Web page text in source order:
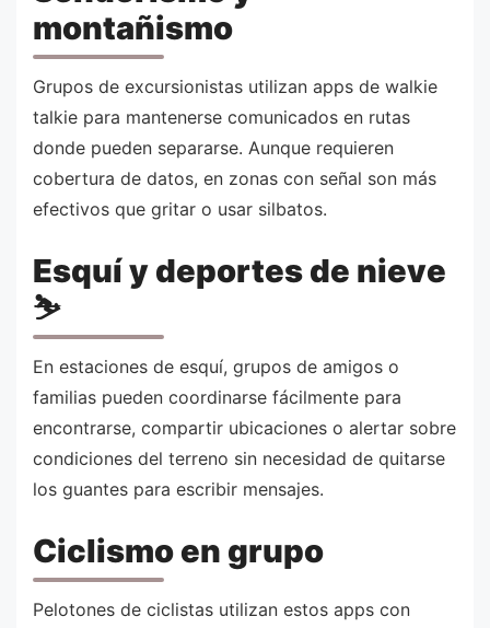
montañismo
Grupos de excursionistas utilizan apps de walkie
talkie para mantenerse comunicados en rutas
donde pueden separarse. Aunque requieren
cobertura de datos, en zonas con señal son más
efectivos que gritar o usar silbatos.
Esquí y deportes de nieve
⛷️
En estaciones de esquí, grupos de amigos o
familias pueden coordinarse fácilmente para
encontrarse, compartir ubicaciones o alertar sobre
condiciones del terreno sin necesidad de quitarse
los guantes para escribir mensajes.
Ciclismo en grupo
Pelotones de ciclistas utilizan estos apps con